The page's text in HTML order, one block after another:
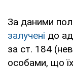
За даними
залучені до
за ст. 184
особами, що